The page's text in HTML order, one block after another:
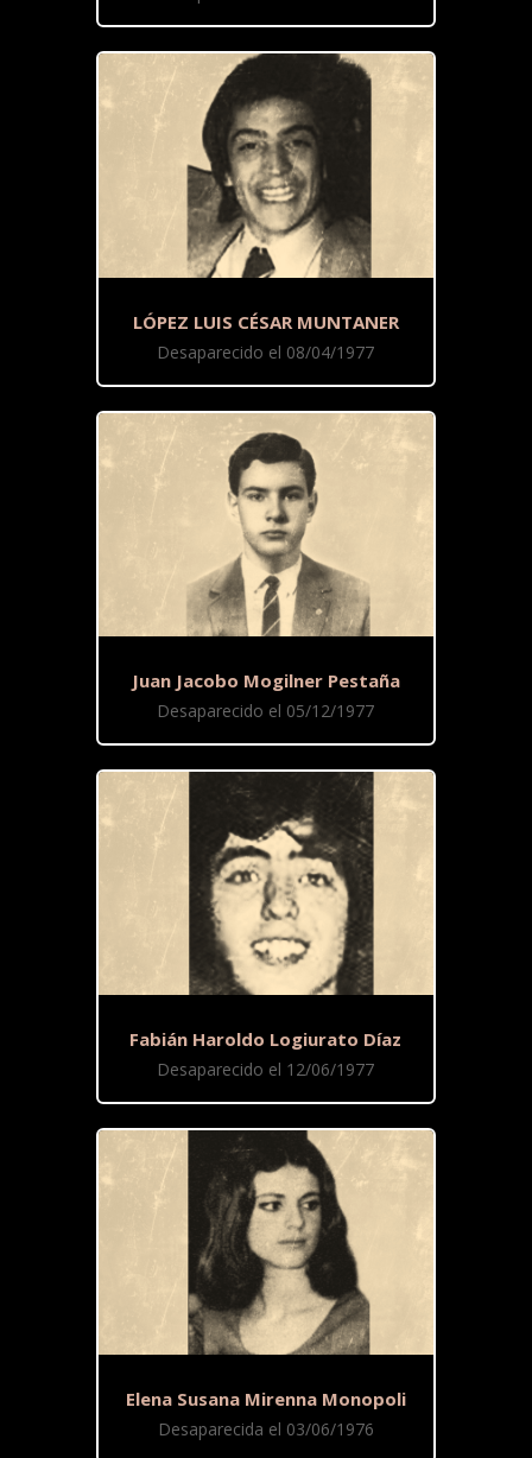
LÓPEZ LUIS CÉSAR MUNTANER
Desaparecido el 08/04/1977
Juan Jacobo Mogilner Pestaña
Desaparecido el 05/12/1977
Fabián Haroldo Logiurato Díaz
Desaparecido el 12/06/1977
Elena Susana Mirenna Monopoli
Desaparecida el 03/06/1976